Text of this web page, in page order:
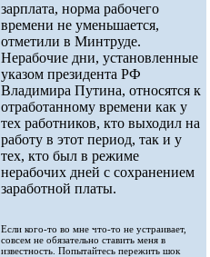
зарплата, норма рабочего
времени не уменьшается,
отметили в Минтруде.
Нерабочие дни, установленные
указом президента РФ
Владимира Путина, относятся к
отработанному времени как у
тех работников, кто выходил на
работу в этот период, так и у
тех, кто был в режиме
нерабочих дней с сохранением
заработной платы.
Если кого-то во мне что-то не устраивает,
совсем не обязательно ставить меня в
известность. Попытайтесь пережить шок